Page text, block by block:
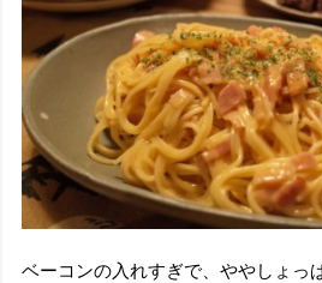
ベーコンの入れすぎで、ややしょっ